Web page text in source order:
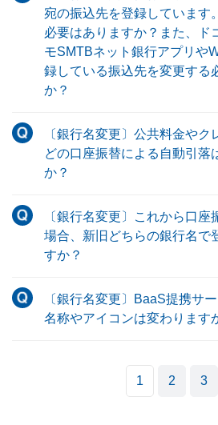
宛の振込先を登録しています
必要はありますか？また、ド
モSMTBネット銀行アプリや
録している振込先を変更する
か？
〔銀行名変更〕公共料金やク
どの口座振替による自動引落
か？
〔銀行名変更〕これから口座
場合、新旧どちらの銀行名で
すか？
〔銀行名変更〕BaaS提携サ
名称やアイコンは変わります
1 2 3